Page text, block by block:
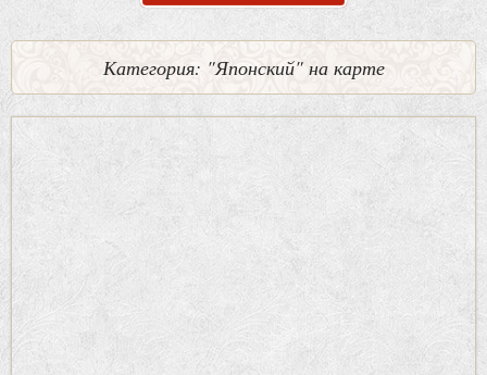
Категория: "Японский" на карте